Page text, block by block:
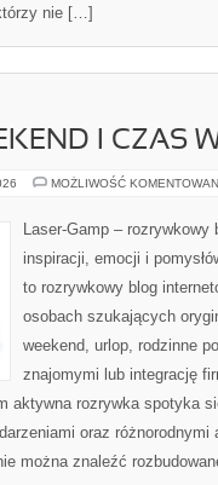
nie […]
I CZAS
MOŻLIWOŚĆ
Laser-Gamp – rozrywkowy
inspiracji, emocji i
to rozrywkowy blog
osobach szukających
weekend, urlop, rodzinne
znajomymi lub integrację
aktywna rozrywka spotyka
oraz
można znaleźć